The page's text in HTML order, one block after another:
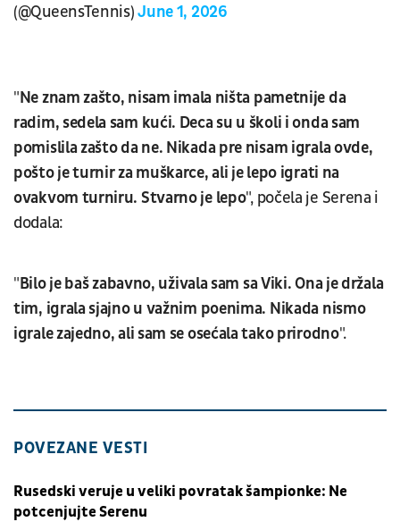
(@QueensTennis)June 1, 2026
"Ne znam zašto, nisam imala ništa pametnije da
radim, sedela sam kući. Deca su u školi i onda sam
pomislila zašto da ne. Nikada pre nisam igrala ovde,
pošto je turnir za muškarce, ali je lepo igrati na
ovakvom turniru. Stvarno je lepo", počela je Serena i
dodala:
"Bilo je baš zabavno, uživala sam sa Viki. Ona je držala
tim, igrala sjajno u važnim poenima. Nikada nismo
igrale zajedno, ali sam se osećala tako prirodno".
POVEZANE VESTI
Rusedski veruje u veliki povratak šampionke: Ne
potcenjujte Serenu